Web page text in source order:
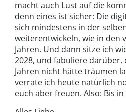
macht auch Lust auf die
denn eines ist sicher: Die
sich mindestens in der
weiterentwickeln, wie in den
Jahren. Und dann sitze ich
2028, und fabuliere darüber,
Jahren nicht hätte träumen
verrate ich heute natürlich
euch aber freuen. Also: Bis in